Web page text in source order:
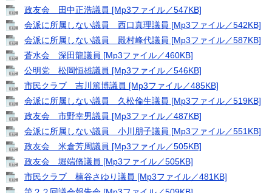
政友会 田中正浩議員 [Mp3ファイル／547KB]
会派に所属しない議員 西口真理議員 [Mp3ファイル／542KB]
会派に所属しない議員 殿村峰代議員 [Mp3ファイル／587KB]
蒼水会 深田龍議員 [Mp3ファイル／460KB]
公明党 松岡恒雄議員 [Mp3ファイル／546KB]
市民クラブ 吉川篤博議員 [Mp3ファイル／485KB]
会派に所属しない議員 久松倫生議員 [Mp3ファイル／519KB]
政友会 市野幸男議員 [Mp3ファイル／487KB]
会派に所属しない議員 小川朋子議員 [Mp3ファイル／551KB]
政友会 米倉芳周議員 [Mp3ファイル／505KB]
政友会 堀端脩議員 [Mp3ファイル／505KB]
市民クラブ 楠谷さゆり議員 [Mp3ファイル／481KB]